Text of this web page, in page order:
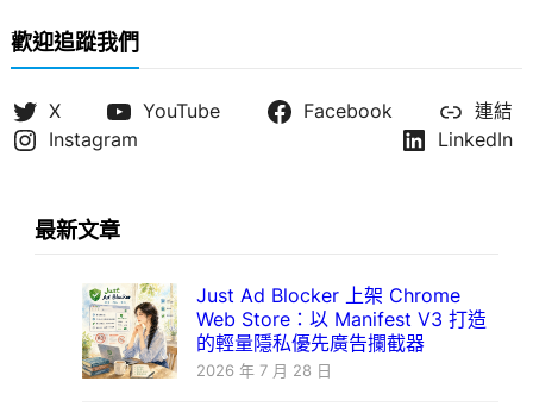
歡迎追蹤我們
X YouTube Facebook
連結
Instagram
LinkedIn
最新文章
Just Ad Blocker 上架 Chrome
Web Store：以 Manifest V3 打造
的輕量隱私優先廣告攔截器
2026 年 7 月 28 日